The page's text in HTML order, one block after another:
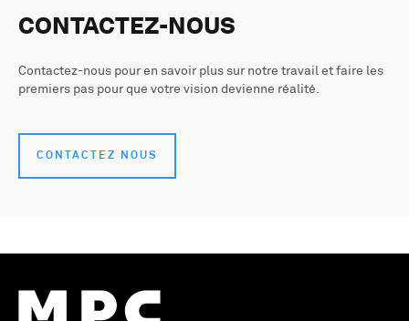
CONTACTEZ-NOUS
Contactez-nous pour en savoir plus sur notre travail et faire les
premiers pas pour que votre vision devienne réalité.
CONTACTEZ NOUS